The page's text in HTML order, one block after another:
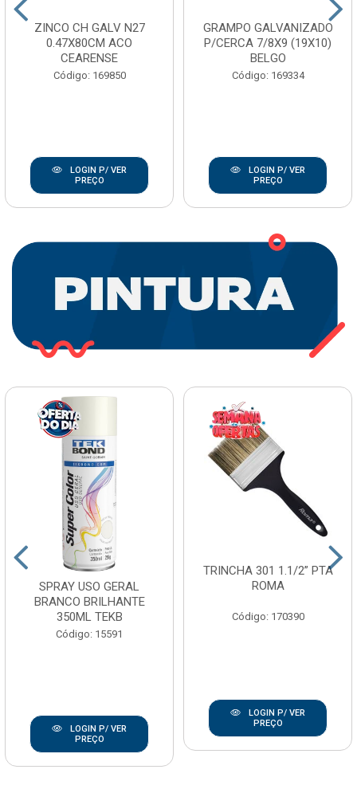
ZINCO CH GALV N27
0.47X80CM ACO
CEARENSE
Código: 169850
LOGIN P/ VER
PREÇO
GRAMPO GALVANIZADO
P/CERCA 7/8X9 (19X10)
BELGO
Código: 169334
LOGIN P/ VER
PREÇO
SPRAY USO GERAL
BRANCO BRILHANTE
350ML TEKB
Código: 15591
LOGIN P/ VER
PREÇO
TRINCHA 301 1.1/2” PTA
ROMA
Código: 170390
LOGIN P/ VER
PREÇO